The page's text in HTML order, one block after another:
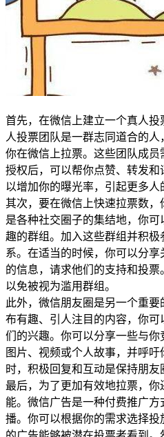
首先，在微信上建立一个真人
人投票团队是一群志同道合的
你在微信上拉票。这些团队成
授权后，可以帮你点赞、转发
以增加你的曝光率，引起更多人
其次，要在微信上快速拉票数
是各种社交圈子的集结地，你
趣的群组。加入这些群组并积
系。在适当的时候，你可以分
的信息，请求他们的支持和投票
以免被视为滥用群组。
此外，微信朋友圈是另一个重
布有趣、引人注目的内容，你
们的兴趣。你可以分享一些与你
图片、视频或个人故事，并呼
时，积极回复和互动是保持朋友
最后，为了更加有效地拉票，
能。微信广告是一种付费推广
播。你可以根据你的需求选择